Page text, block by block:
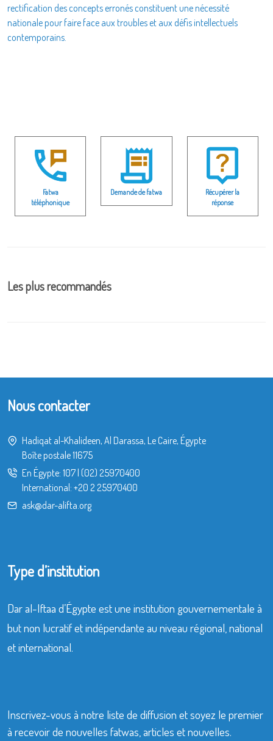
rectification des concepts erronés constituent une nécessité
nationale pour faire face aux troubles et aux défis intellectuels
contemporains.
Fatwa
téléphonique
Demande de fatwa
Récupérer la
réponse
Les plus recommandés
Nous contacter
Hadiqat al-Khalideen, Al Darassa, Le Caire, Égypte
Boîte postale 11675
En Égypte: 107 (02) 25970400
International: +20 2 25970400
ask@dar-alifta.org
Type d’institution
Dar al-Iftaa d’Égypte est une institution gouvernementale à
but non lucratif et indépendante au niveau régional, national
et international.
Inscrivez-vous à notre liste de diffusion et soyez le premier
à recevoir de nouvelles fatwas, articles et nouvelles.